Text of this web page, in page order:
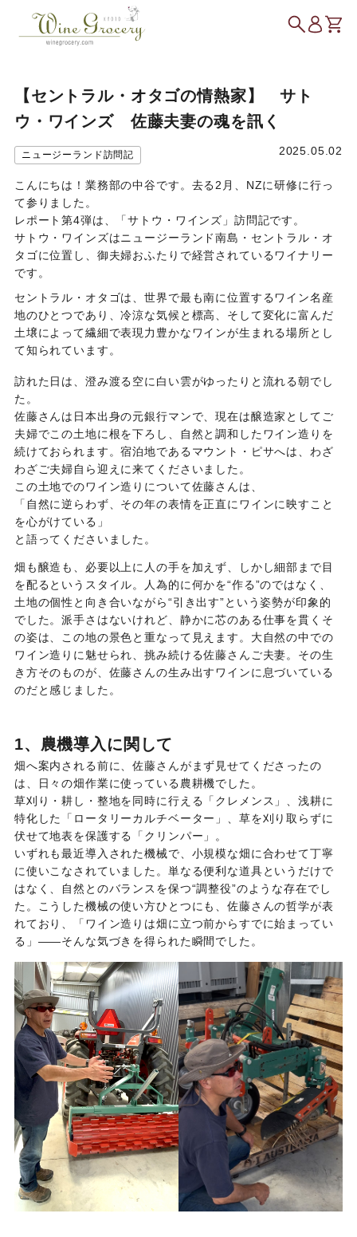
【セントラル・オタゴの情熱家】 サト
ウ・ワインズ 佐藤夫妻の魂を訊く
ニュージーランド訪問記 2025.05.02
こんにちは！業務部の中谷です。去る2月、NZに研修に行っ
て参りました。
レポート第4弾は、「サトウ・ワインズ」訪問記です。
サトウ・ワインズはニュージーランド南島・セントラル・オ
タゴに位置し、御夫婦おふたりで経営されているワイナリー
です。
セントラル・オタゴは、世界で最も南に位置するワイン名産
地のひとつであり、冷涼な気候と標高、そして変化に富んだ
土壌によって繊細で表現力豊かなワインが生まれる場所とし
て知られています。
訪れた日は、澄み渡る空に白い雲がゆったりと流れる朝でし
た。
佐藤さんは日本出身の元銀行マンで、現在は醸造家としてご
夫婦でこの土地に根を下ろし、自然と調和したワイン造りを
続けておられます。宿泊地であるマウント・ピサへは、わざ
わざご夫婦自ら迎えに来てくださいました。
この土地でのワイン造りについて佐藤さんは、
「自然に逆らわず、その年の表情を正直にワインに映すこと
を心がけている」
と語ってくださいました。
畑も醸造も、必要以上に人の手を加えず、しかし細部まで目
を配るというスタイル。人為的に何かを“作る”のではなく、
土地の個性と向き合いながら“引き出す”という姿勢が印象的
でした。派手さはないけれど、静かに芯のある仕事を貫くそ
の姿は、この地の景色と重なって見えます。大自然の中での
ワイン造りに魅せられ、挑み続ける佐藤さんご夫妻。その生
き方そのものが、佐藤さんの生み出すワインに息づいている
のだと感じました。
1、農機導入に関して
畑へ案内される前に、佐藤さんがまず見せてくださったの
は、日々の畑作業に使っている農耕機でした。
草刈り・耕し・整地を同時に行える「クレメンス」、浅耕に
特化した「ロータリーカルチベーター」、草を刈り取らずに
伏せて地表を保護する「クリンパー」。
いずれも最近導入された機械で、小規模な畑に合わせて丁寧
に使いこなされていました。単なる便利な道具というだけで
はなく、自然とのバランスを保つ“調整役”のような存在でし
た。こうした機械の使い方ひとつにも、佐藤さんの哲学が表
れており、「ワイン造りは畑に立つ前からすでに始まってい
る」——そんな気づきを得られた瞬間でした。